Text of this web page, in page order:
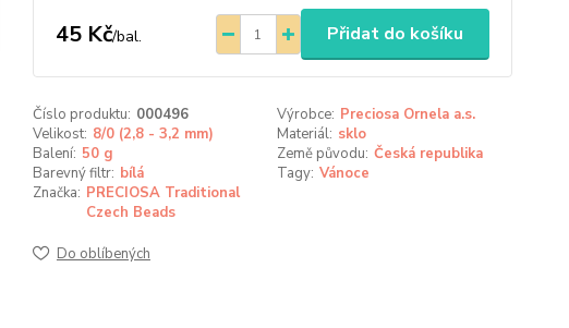
45 Kč/bal. Přidat do košíku
Číslo produktu: 000496 Výrobce: Preciosa Ornela a.s.
Velikost: 8/0 (2,8 - 3,2 mm) Materiál: sklo
Balení: 50 g Země původu: Česká republika
Barevný filtr: bílá Tagy: Vánoce
Značka: PRECIOSA Traditional
Czech Beads
Do oblíbených